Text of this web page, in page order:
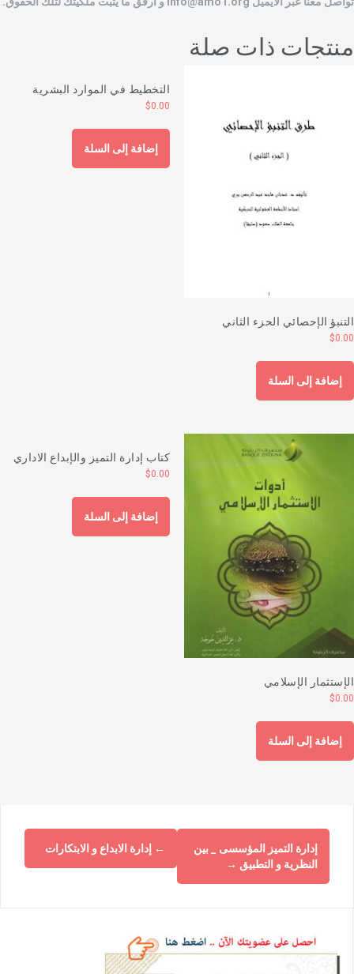
ذات صلة
الإحصائي الحزء الثاني
$
إضافة إلى السلة
التخطيط في الموارد البشرية
$0.00
إضافة إلى السلة
الإسلامي
$
إضافة إلى السلة
كتاب إدارة التميز والإبداع الاداري
$0.00
إضافة إلى السلة
← إدارة الابداع و الابتكارات
إدارة التميز المؤسسى _ بين
النظرية و التطبيق →